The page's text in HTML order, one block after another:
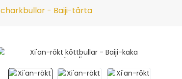
charkbullar - Baiji-tårta
Loading...
Loading...